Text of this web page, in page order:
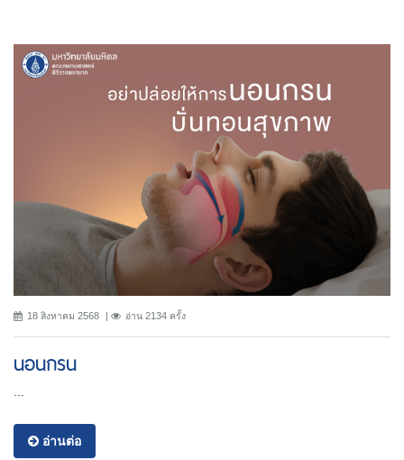
18 สิงหาคม 2568 อ่าน 2134 ครั้ง
นอนกรน
อ่านต่อ